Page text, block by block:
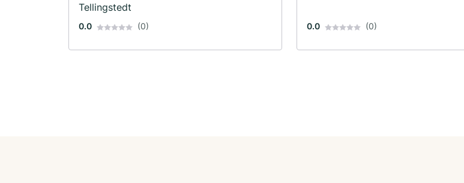
Tellingstedt
0.0 (0) 0.0 (0)